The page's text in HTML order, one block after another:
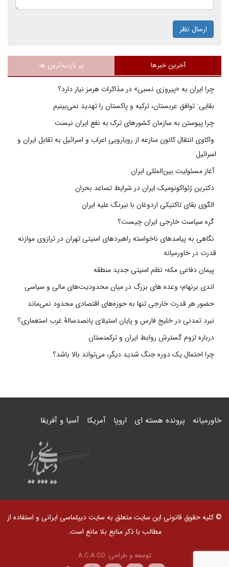
ارسال نظر
آخرین خبرها پر بازدیدترین ها
چرا ایران به «پیروزی نسبی» در مذاکرات هرمز نیاز دارد؟
بقایی: توافق عربستان، ترکیه و پاکستان را تهدید نمی‌بینیم
چرا پیوستن به سازمان کشورهای ترک به نفع ایران نیست
واکاوی انتقال کانون منازعه از رویارویی اعراب و اسرائیل به تقابل ایران و
اسرائیل
آغاز مسئولیت بین‌المللی ایران
دکترین ژئواکونومیک ایران در شرایط تصاعد بحران
الگوی بقای تاکتیکی اردوغان با نیرنگ علیه ایران
گره سیاست خارجی ایران چیست؟
نگاهی به پیامدهای ناخواسته راهبردهای امنیتی تهران در ترازوی موازنه
قدرت در خاورمیانه
پیمان دفاعی مکه؛ نظم امنیتی جدید منطقه
اندی برنهام؛ وعده های بزرگ در میان محدودیت‌های مالی و سیاسی
حضور هر قدرت خارجی تنها به حوزه‌های اقتصادی محدود نمی‌ماند
نبرد تمدنی در خلیج فارس و پایان استیلای پانصدسالۀ غرب استعماری؟
درباره لزوم گسترش روابط ایران و ترکمنستان
چرا احتمال یک دوره جنگ شدید دیگر، می‌تواند بالا باشد؟
خاورمیانه پرونده هسته ای اروپا آمریکا آسیا و آفریقا
© کلیه حقوق قانونی این سایت متعلق به سایت دیپلماسی ایرانی و استفاده از
مطالب با ذکر منابع بلا مانع است.
توسعه و طراحی: A.C.A CO